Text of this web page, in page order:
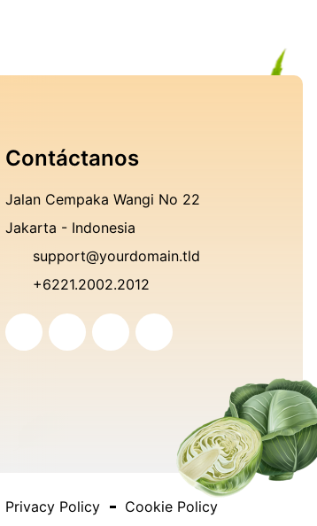
Contáctanos
Jalan Cempaka Wangi No 22
Jakarta - Indonesia
support@yourdomain.tld
+6221.2002.2012
Privacy Policy Cookie Policy